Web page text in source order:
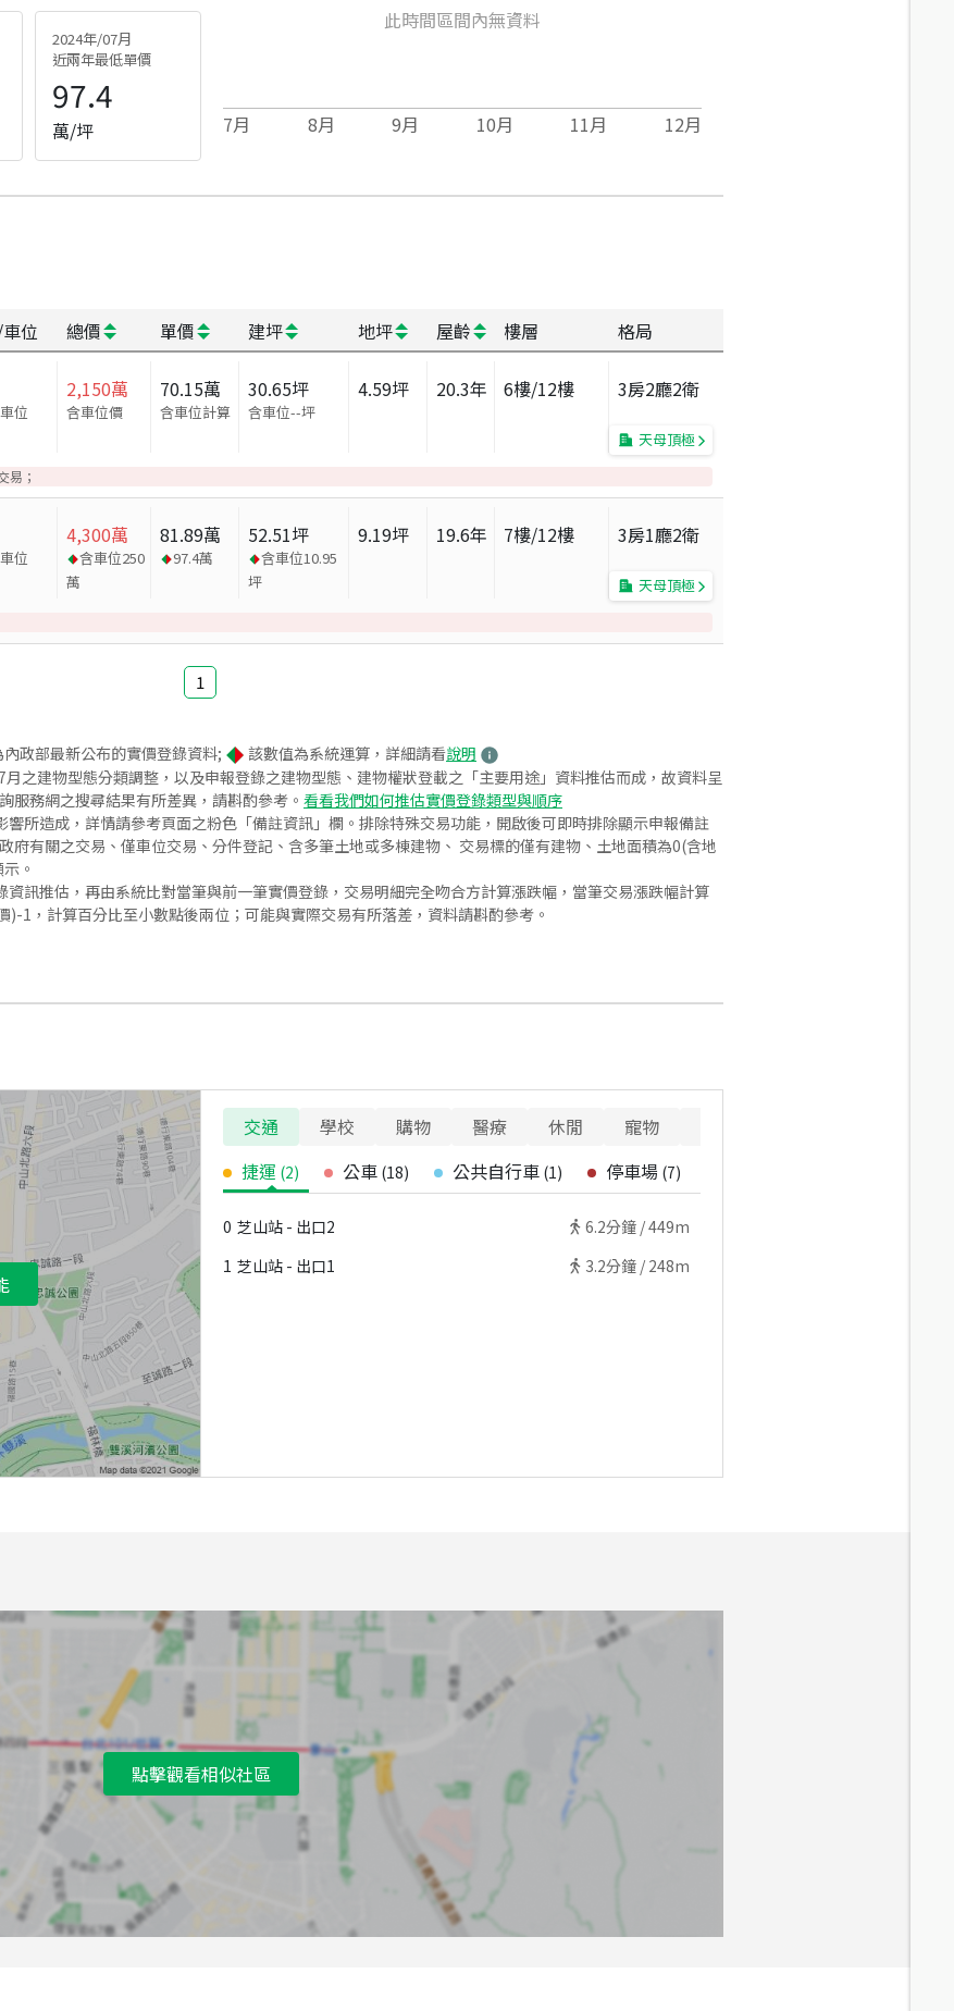
2024年/07月
近兩年最低單價
97.4
萬/坪
此時間區間內無資料
7月 8月 9月 10月 11月 12月
位 總價 單價 建坪 地坪 屋齡 樓層 格局
位
2,150萬
含車位價
70.15萬
含車位計算
30.65坪
含車位--坪
4.59坪 20.3年 6樓/12樓 3房2廳2衛
天母頂極
易；
位
4,300萬
含車位250
萬
81.89萬
97.4萬
52.51坪
含車位10.95
坪
9.19坪 19.6年 7樓/12樓 3房1廳2衛
天母頂極
1
內政部最新公布的實價登錄資料; 該數值為系統運算，詳細請看說明
之建物型態分類調整，以及申報登錄之建物型態、建物權狀登載之「主要用途」資料推估而成，故資料呈
服務網之搜尋結果有所差異，請斟酌參考。 看看我們如何推估實價登錄類型與順序
所造成，詳情請參考頁面之粉色「備註資訊」欄。排除特殊交易功能，開啟後可即時排除顯示申報備註
府有關之交易、僅車位交易、分件登記、含多筆土地或多棟建物、 交易標的僅有建物、土地面積為0(含地
。
訊推估，再由系統比對當筆與前一筆實價登錄，交易明細完全吻合方計算漲跌幅，當筆交易漲跌幅計算
1，計算百分比至小數點後兩位；可能與實際交易有所落差，資料請斟酌參考。
交通 學校 購物 醫療 休閒 寵物
捷運 (2) 公車 (18) 公共自行車 (1) 停車場 (7)
0 芝山站 - 出口2 6.2分鐘 /449m
1 芝山站 - 出口1 3.2分鐘 / 248m
點擊觀看相似社區